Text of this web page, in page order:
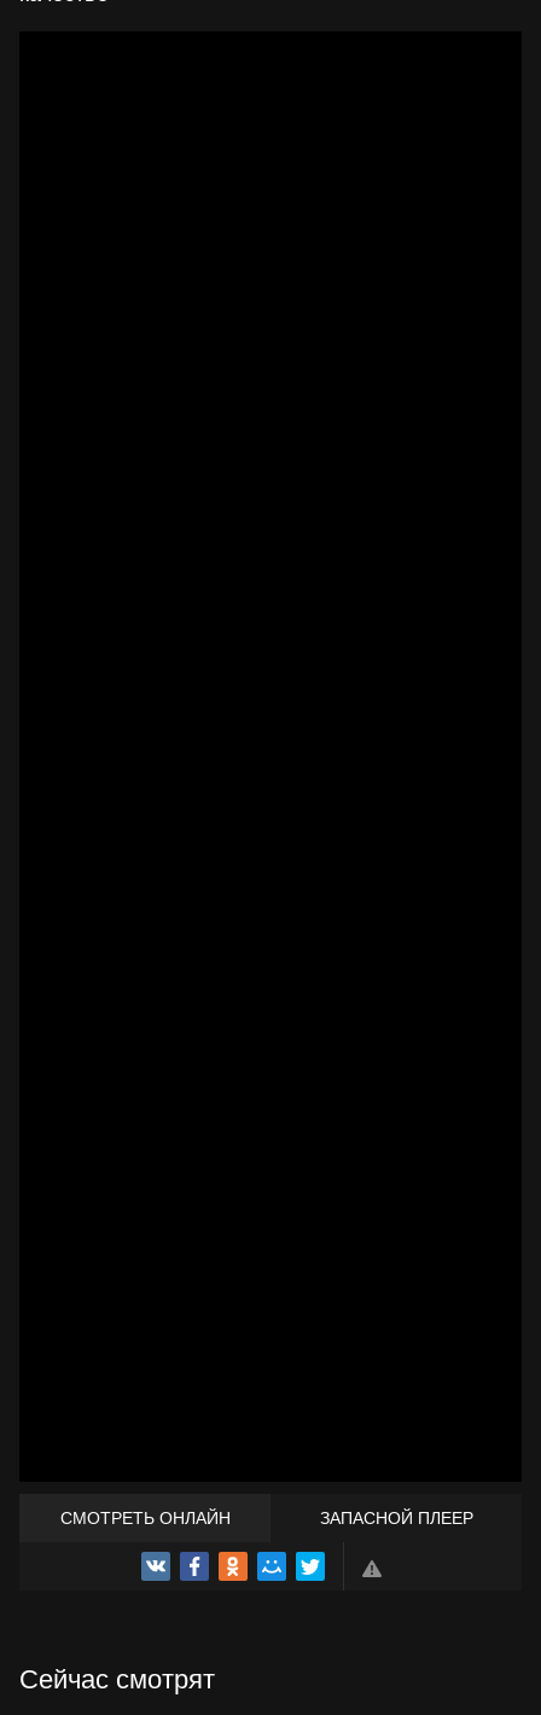
СМОТРЕТЬ ОНЛАЙН ЗАПАСНОЙ ПЛЕЕР
ТРЕЙЛЕР
Сейчас смотрят